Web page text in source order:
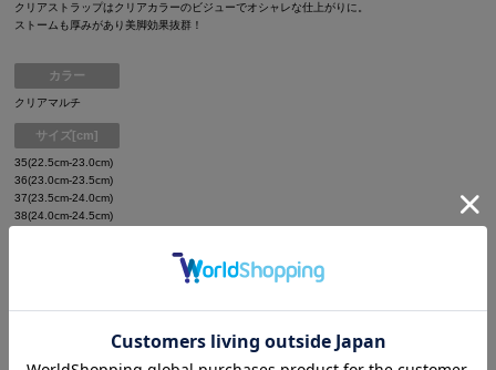
クリアストラップはクリアカラーのビジューでオシャレな仕上がりに。
ストームも厚みがあり美脚効果抜群！
カラー
クリアマルチ
サイズ[cm]
35(22.5cm-23.0cm)
36(23.0cm-23.5cm)
37(23.5cm-24.0cm)
38(24.0cm-24.5cm)
[プラットフォーム] 10.2cm